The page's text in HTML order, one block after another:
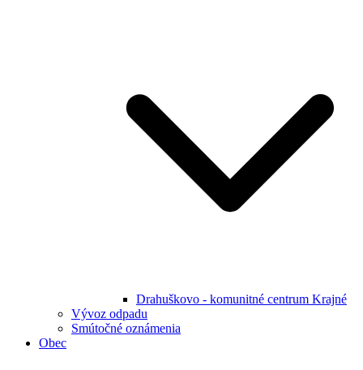
Drahuškovo - komunitné centrum Krajné
Vývoz odpadu
Smútočné oznámenia
Obec